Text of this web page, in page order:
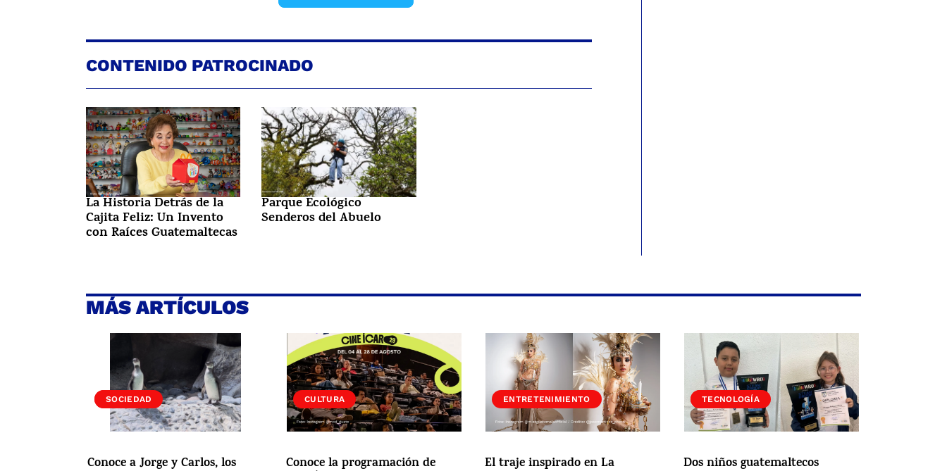
CONTENIDO PATROCINADO
La Historia Detrás de la
Cajita Feliz: Un Invento
con Raíces Guatemaltecas
Parque Ecológico
Senderos del Abuelo
MÁS ARTÍCULOS
VIDA
SOCIEDAD
Conoce a Jorge y Carlos, los
CULTURA
Conoce la programación de
ENTRETENIMIENTO
El traje inspirado en La
SOCIEDAD
TECNOLOGÍA
Dos niños guatemaltecos